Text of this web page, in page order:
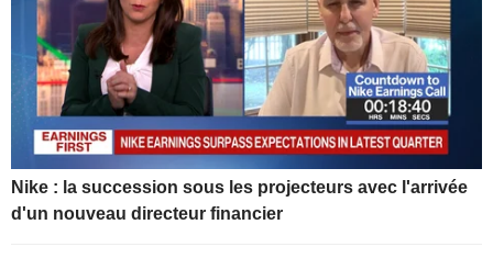
Nike : la succession sous les projecteurs avec l'arrivée
d'un nouveau directeur financier